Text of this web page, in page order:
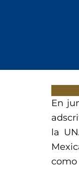
En
la
como